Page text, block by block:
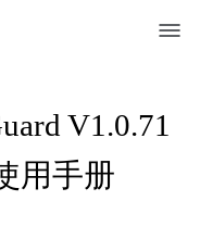
V1.0.71
用手册